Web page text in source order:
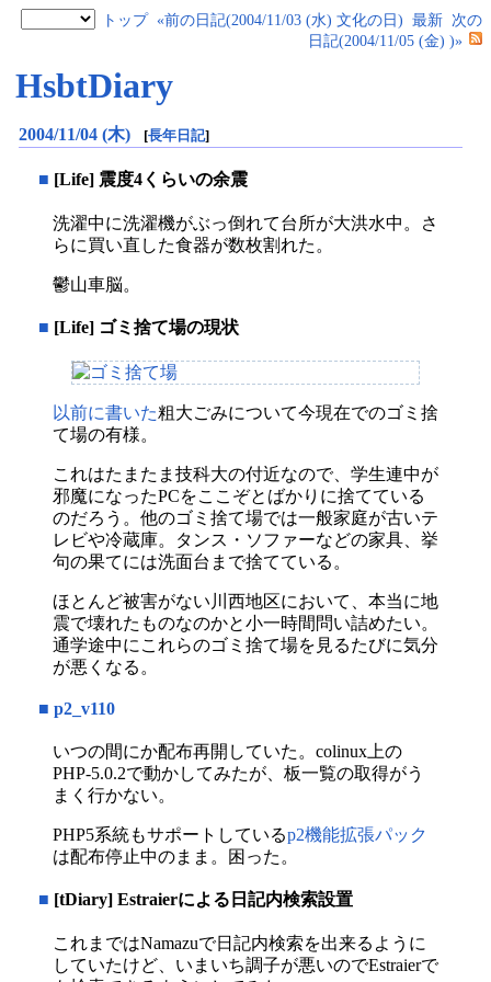
トップ «前の日記(2004/11/03 (水) 文化の日) 最新 次の
日記(2004/11/05 (金) )»
HsbtDiary
2004/11/04 (木) [長年日記]
■ [Life] 震度4くらいの余震
洗濯中に洗濯機がぶっ倒れて台所が大洪水中。さ
らに買い直した食器が数枚割れた。
鬱山車脳。
■ [Life] ゴミ捨て場の現状
以前に書いた粗大ごみについて今現在でのゴミ捨
て場の有様。
これはたまたま技科大の付近なので、学生連中が
邪魔になったPCをここぞとばかりに捨てている
のだろう。他のゴミ捨て場では一般家庭が古いテ
レビや冷蔵庫。タンス・ソファーなどの家具、挙
句の果てには洗面台まで捨てている。
ほとんど被害がない川西地区において、本当に地
震で壊れたものなのかと小一時間問い詰めたい。
通学途中にこれらのゴミ捨て場を見るたびに気分
が悪くなる。
■ p2_v110
いつの間にか配布再開していた。colinux上の
PHP-5.0.2で動かしてみたが、板一覧の取得がう
まく行かない。
PHP5系統もサポートしているp2機能拡張パック
は配布停止中のまま。困った。
■ [tDiary] Estraierによる日記内検索設置
これまではNamazuで日記内検索を出来るように
していたけど、いまいち調子が悪いのでEstraierで